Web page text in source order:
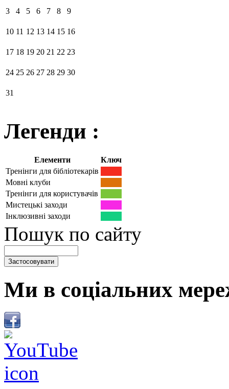
3 4 5 6 7 8 9
10 11 12 13 14 15 16
17 18 19 20 21 22 23
24 25 26 27 28 29 30
31
Легенди :
Елементи
Ключ
Тренінги для бібліотекарів
Мовні клуби
Тренінги для користувачів
Мистецькі заходи
Інклюзивні заходи
Пошук по сайту
Ми в соціальних